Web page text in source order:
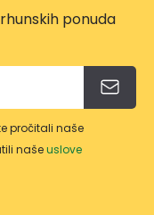
ponuda
pročitali naše
našeuslove